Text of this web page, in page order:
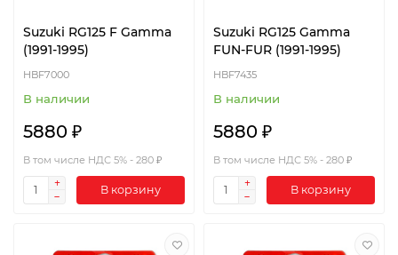
Suzuki RG125 F Gamma
(1991-1995)
HBF7000
В наличии
5880 ₽
В том числе НДС 5% - 280 ₽
В корзину
Suzuki RG125 Gamma
FUN-FUR (1991-1995)
HBF7435
В наличии
5880 ₽
В том числе НДС 5% - 280 ₽
В корзину